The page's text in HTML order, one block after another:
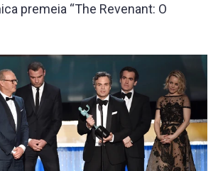
premeia “The Revenant: O